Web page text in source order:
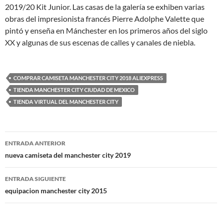
2019/20 Kit Junior. Las casas de la galería se exhiben varias
obras del impresionista francés Pierre Adolphe Valette que
pintó y enseña en Mánchester en los primeros años del siglo
XX y algunas de sus escenas de calles y canales de niebla.
COMPRAR CAMISETA MANCHESTER CITY 2018 ALIEXPRESS
TIENDA MANCHESTER CITY CIUDAD DE MEXICO
TIENDA VIRTUAL DEL MANCHESTER CITY
Navegación
de
entradas
ENTRADA ANTERIOR
nueva camiseta del manchester city 2019
ENTRADA SIGUIENTE
equipacion manchester city 2015